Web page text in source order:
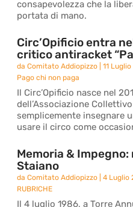
consapevolezza che la
portata di mano.
Circ’Opificio entra
critico antiracket
daComitato Addiopizzo |11
Pago chi non paga
Il Circ’Opificio nasce nel
dell’Associazione
semplicemente insegnare
usare il circo come
Memoria &
Staiano
daComitato Addiopizzo |4 Luglio
RUBRICHE
Il 4 luglio 1986, a Torre